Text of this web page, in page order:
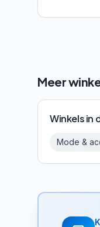
Meer
Winkels in
Mode &